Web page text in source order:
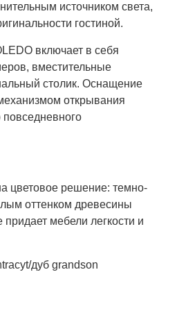
источником света,
гостиной.
включает в себя
вместительные
столик. Оснащение
открывания
повседневного
цветовое решение: темно-
оттенком древесины
придает мебели легкости и
дуб grandson